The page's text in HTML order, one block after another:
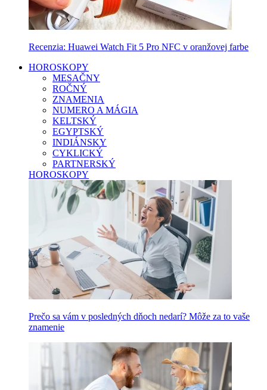
Recenzia: Huawei Watch Fit 5 Pro NFC v oranžovej farbe
HOROSKOPY
MESAČNY
ROČNÝ
ZNAMENIA
NUMERO A MÁGIA
KELTSKÝ
EGYPTSKÝ
INDIÁNSKY
CYKLICKÝ
PARTNERSKÝ
HOROSKOPY
Prečo sa vám v posledných dňoch nedarí? Môže za to vaše
znamenie